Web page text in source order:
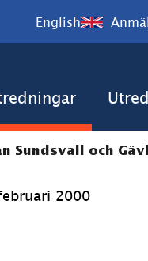
English
Sundsvall och
2000